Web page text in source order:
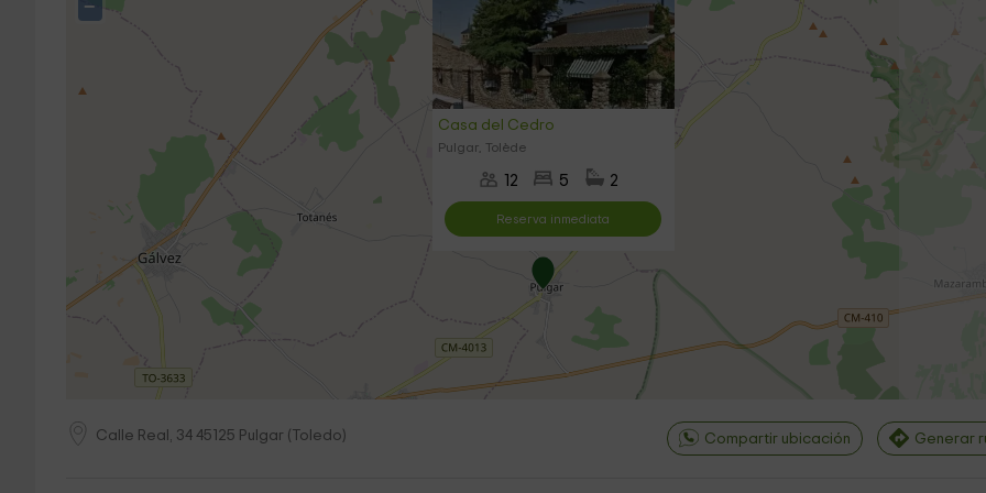
Casa del Cedro
Pulgar, Tolède
12 5 2
Reserva inmediata
−
Calle Real, 34 45125 Pulgar ( Toledo) Compartir ubicación Generar